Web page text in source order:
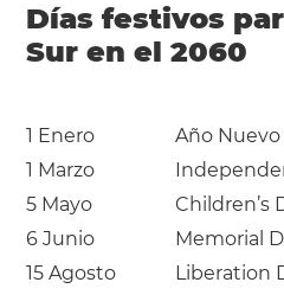
Días festivos
Sur en el 2060
1 Enero
Año Nuevo
1 Marzo
5 Mayo
Children’s
6 Junio
Memorial
15 Agosto
Liberation